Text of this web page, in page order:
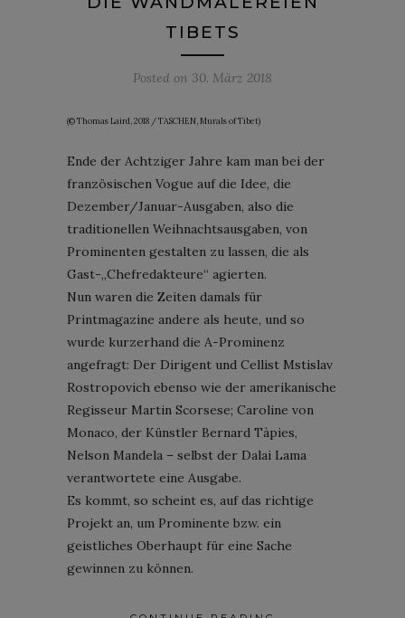
TIBETS
Posted on 30. März 2018
(© Thomas Laird, 2018 / TASCHEN, Murals of Tibet)
Ende der Achtziger Jahre kam man bei der
französischen Vogue auf die Idee, die
Dezember/Januar-Ausgaben, also die
traditionellen Weihnachtsausgaben, von
Prominenten gestalten zu lassen, die als
Gast-„Chefredakteure“ agierten.
Nun waren die Zeiten damals für
Printmagazine andere als heute, und so
wurde kurzerhand die A-Prominenz
angefragt: Der Dirigent und Cellist Mstislav
Rostropovich ebenso wie der amerikanische
Regisseur Martin Scorsese; Caroline von
Monaco, der Künstler Bernard Tàpies,
Nelson Mandela – selbst der Dalai Lama
verantwortete eine Ausgabe.
Es kommt, so scheint es, auf das richtige
Projekt an, um Prominente bzw. ein
geistliches Oberhaupt für eine Sache
gewinnen zu können.